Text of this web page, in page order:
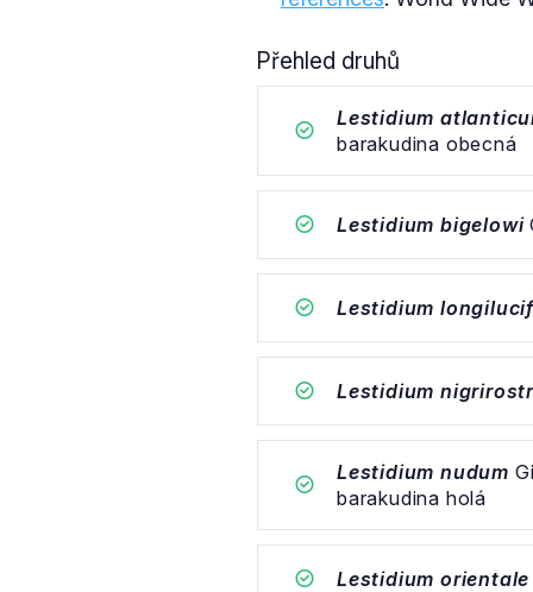
Přehled druhů
Lestidium
barakudina obecná
Lestidium bigelowi
Lestidium
Lestidium
Lestidium nudum
barakudina holá
Lestidium orientale